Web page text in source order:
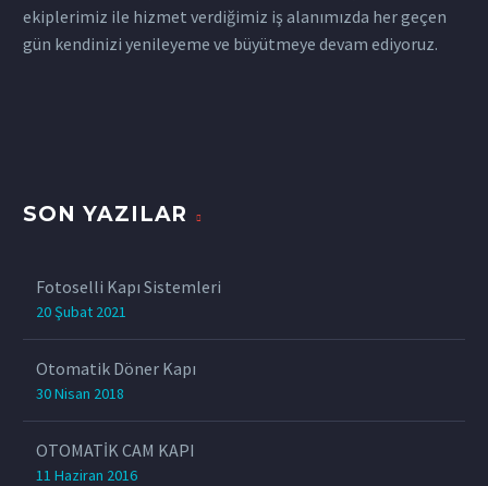
ekiplerimiz ile hizmet verdiğimiz iş alanımızda her geçen
gün kendinizi yenileyeme ve büyütmeye devam ediyoruz.
SON YAZILAR
Fotoselli Kapı Sistemleri
20 Şubat 2021
Otomatik Döner Kapı
30 Nisan 2018
OTOMATİK CAM KAPI
11 Haziran 2016